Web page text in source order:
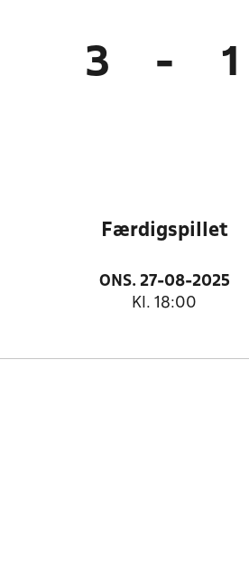
3 - 1
Færdigspillet
ONS. 27-08-2025
Kl. 18:00